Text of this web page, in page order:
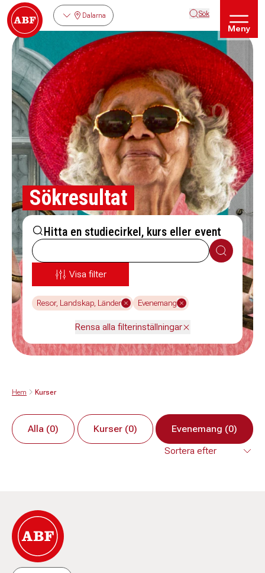
Dalarna Sök
Meny
Sökresultat
Hitta en studiecirkel, kurs eller event
Sök
Visa filter
Resor, Landskap, Länder Evenemang
Rensa alla filterinställningar
Hem Kurser
Alla (0) Kurser (0) Evenemang (0)